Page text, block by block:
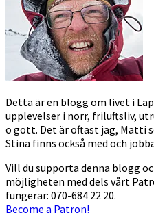
Detta är en blogg om livet i
upplevelser i norr, friluftsliv,
o gott. Det är oftast jag, Matti
Stina finns också med och
Vill du supporta denna blogg
möjligheten med dels vårt
fungerar: 070-684 22 20.
Become a Patron!